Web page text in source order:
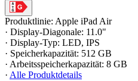
Produktlinie: Apple iPad Air
· Display-Diagonale: 11.0"
· Display-Typ: LED, IPS
· Speicherkapazität: 512 GB
· Arbeitsspeicherkapazität: 8 GB
· Alle Produktdetails